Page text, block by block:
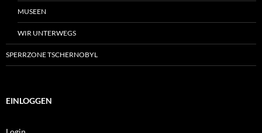
MUSEEN
WIR UNTERWEGS
SPERRZONE TSCHERNOBYL
EINLOGGEN